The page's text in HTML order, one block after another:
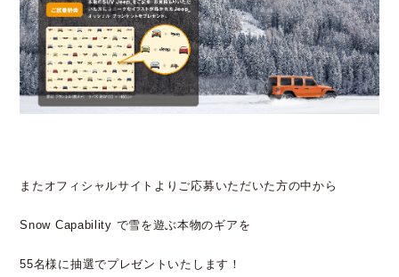
またオフィシャルサイトよりご応募いただいた方の中から
Snow Capability で雪を遊ぶ本物のギアを
55名様に抽選でプレゼントいたします！